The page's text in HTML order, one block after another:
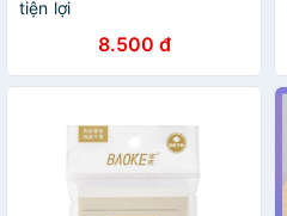
tiện lợi
8.500 đ